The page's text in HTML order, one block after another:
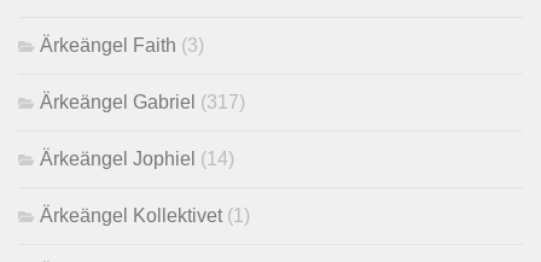
Ärkeängel Faith (3)
Ärkeängel Gabriel (317)
Ärkeängel Jophiel (14)
Ärkeängel Kollektivet (1)